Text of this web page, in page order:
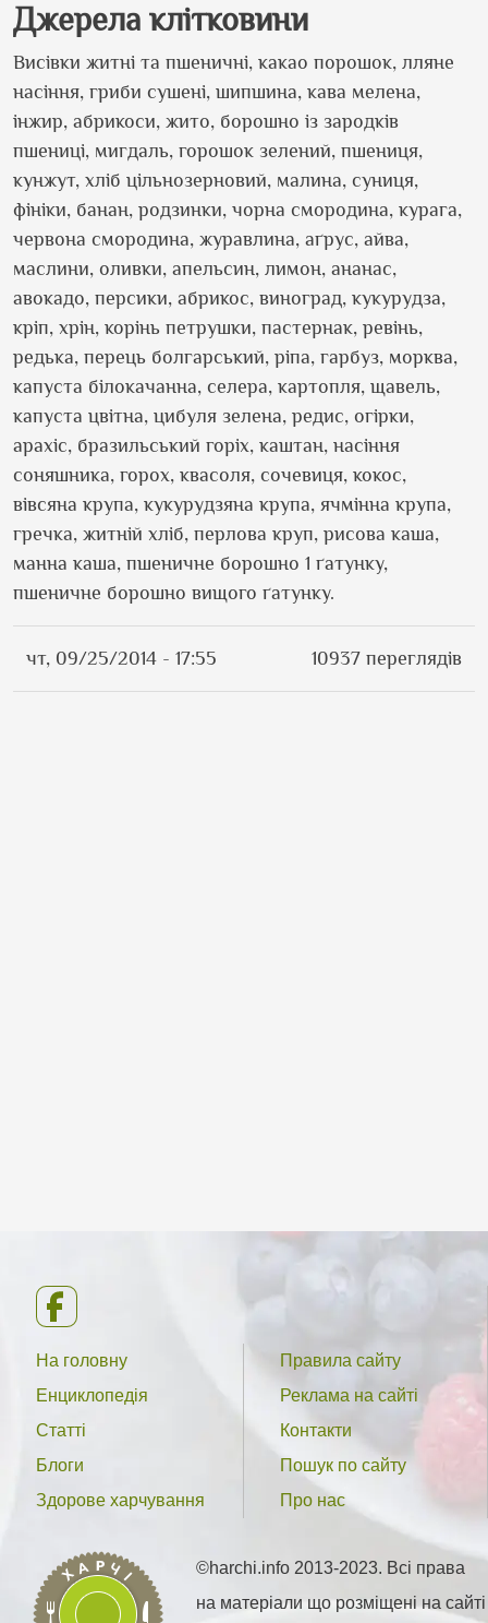
Джерела клітковини
Висівки житні та пшеничні, какао порошок, лляне
насіння, гриби сушені, шипшина, кава мелена,
інжир, абрикоси, жито, борошно із зародків
пшениці, мигдаль, горошок зелений, пшениця,
кунжут, хліб цільнозерновий, малина, суниця,
фініки, банан, родзинки, чорна смородина, курага,
червона смородина, журавлина, аґрус, айва,
маслини, оливки, апельсин, лимон, ананас,
авокадо, персики, абрикос, виноград, кукурудза,
кріп, хрін, корінь петрушки, пастернак, ревінь,
редька, перець болгарський, ріпа, гарбуз, морква,
капуста білокачанна, селера, картопля, щавель,
капуста цвітна, цибуля зелена, редис, огірки,
арахіс, бразильський горіх, каштан, насіння
соняшника, горох, квасоля, сочевиця, кокос,
вівсяна крупа, кукурудзяна крупа, ячмінна крупа,
гречка, житній хліб, перлова круп, рисова каша,
манна каша, пшеничне борошно 1 ґатунку,
пшеничне борошно вищого ґатунку.
чт, 09/25/2014 - 17:55 10937 переглядів
На головну
Енциклопедія
Статті
Блоги
Здорове харчування
Правила сайту
Реклама на сайті
Контакти
Пошук по сайту
Про нас
©harchi.info 2013-2023. Всі права
на матеріали що розміщені на сайті